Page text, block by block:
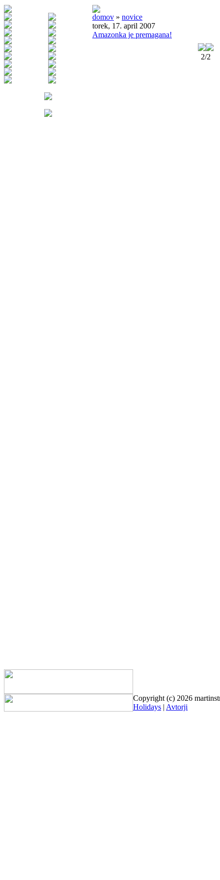
domov » novice
torek, 17. april 2007
Amazonka je premagana!
2/2
Copyright (c) 2026
Holidays | Avtorji